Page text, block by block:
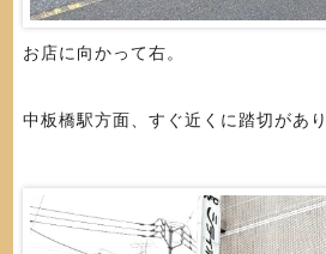
お店に向かって右。
中板橋駅方面、すぐ近くに踏切があり